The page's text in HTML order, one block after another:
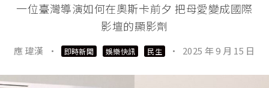
一位臺灣導演如何在奧斯卡前夕 把母愛變成國際
影壇的顯影劑
應 瑋漢 · 即時新聞 娛樂快訊 民生 · 2025 年 9 月 15 日